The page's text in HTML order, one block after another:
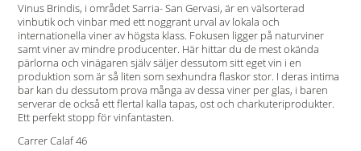
Vinus Brindis, i området Sarria- San Gervasi, är en välsorterad
vinbutik och vinbar med ett noggrant urval av lokala och
internationella viner av högsta klass. Fokusen ligger på naturviner
samt viner av mindre producenter. Här hittar du de mest okända
pärlorna och vinägaren själv säljer dessutom sitt eget vin i en
produktion som är så liten som sexhundra flaskor stor. I deras intima
bar kan du dessutom prova många av dessa viner per glas, i baren
serverar de också ett flertal kalla tapas, ost och charkuteriprodukter.
Ett perfekt stopp för vinfantasten.
Carrer Calaf 46